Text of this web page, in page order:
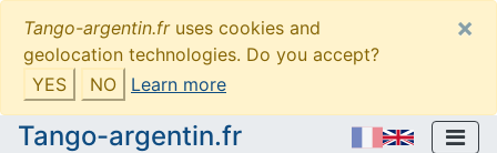
Tango-argentin.fruses cookies and
geolocation technologies. Do you accept?
YES
NO Learn more
×
Tango-argentin.fr